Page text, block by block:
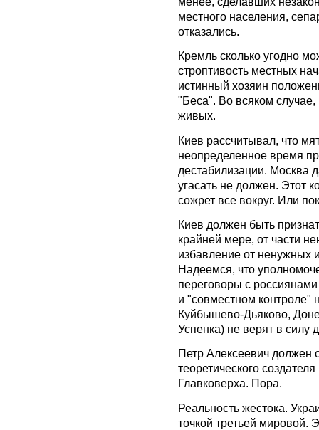
местного населения,
отказались.
Кремль сколько угодно
строптивость местных
истинный хозяин
"Беса". Во всяком случае,
живых.
Киев рассчитывал, что
неопределенное время
дестабилизации. Москва
угасать не должен. Этот
сожрет все вокруг. Или
Киев должен быть
крайней мере, от части
избавление от ненужных
Надеемся, что
переговоры с
и "совместном контроле"
Куйбышево-Дьяково,
Успенка) не верят в силу
Петр Алексеевич должен
теоретического
Главковерха. Пора.
Реальность жестока.
точкой третьей мировой.